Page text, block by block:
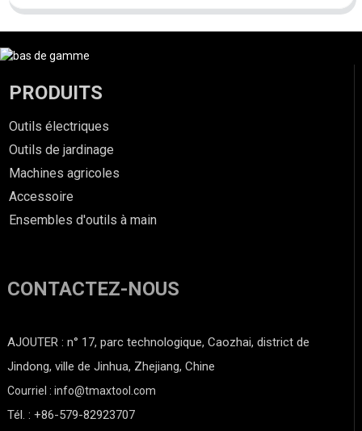
PRODUITS
Outils électriques
Outils de jardinage
Machines agricoles
Accessoire
Ensembles d'outils à main
CONTACTEZ-NOUS
AJOUTER : n° 17, parc technologique, Caozhai, district de
Jindong, ville de Jinhua, Zhejiang, Chine
Courriel : info@tmaxtool.com
Tél. : +86-579-82923707